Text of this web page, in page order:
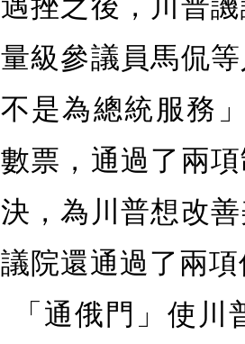
量級參議員馬侃
不是為總統服務
數票，通過了兩
決，為川普想改
議院還通過了兩
「通俄門」使